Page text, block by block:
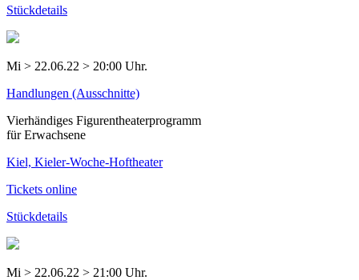
Stückdetails
Mi > 22.06.22 > 20:00 Uhr.
Handlungen (Ausschnitte)
Vierhändiges Figurentheaterprogramm
für Erwachsene
Kiel, Kieler-Woche-Hoftheater
Tickets online
Stückdetails
Mi > 22.06.22 > 21:00 Uhr.